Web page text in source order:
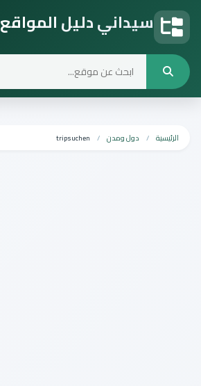
سيداني دليل المواقع
الرئيسية دول ومدن tripsuchen